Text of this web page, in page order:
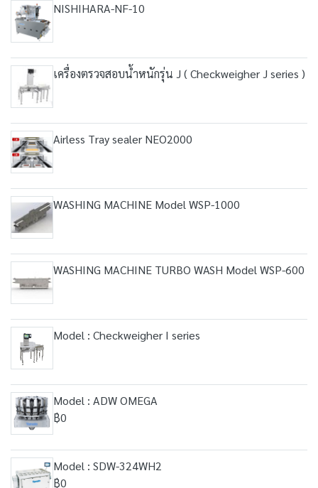
NISHIHARA-NF-10
เครื่องตรวจสอบน้ำหนักรุ่น J ( Checkweigher J series )
Airless Tray sealer NEO2000
WASHING MACHINE Model WSP-1000
WASHING MACHINE TURBO WASH Model WSP-600
Model : Checkweigher I series
Model : ADW OMEGA
฿0
Model : SDW-324WH2
฿0